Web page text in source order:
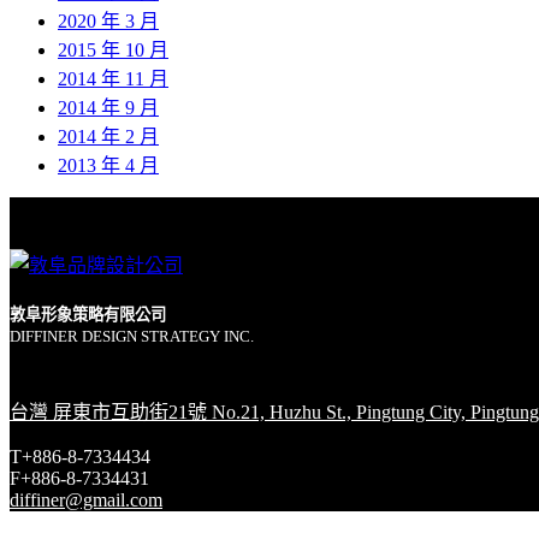
2020 年 3 月
2015 年 10 月
2014 年 11 月
2014 年 9 月
2014 年 2 月
2013 年 4 月
敦阜形象策略有限公司
DIFFINER DESIGN STRATEGY INC.
台灣 屏東市互助街21號 No.21, Huzhu St., Pingtung City,
T+886-8-7334434
F+886-8-7334431
diffiner@gmail.com